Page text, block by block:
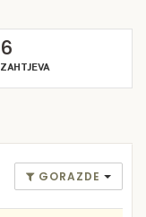
6
ZAHTJEVA
GORAZDE